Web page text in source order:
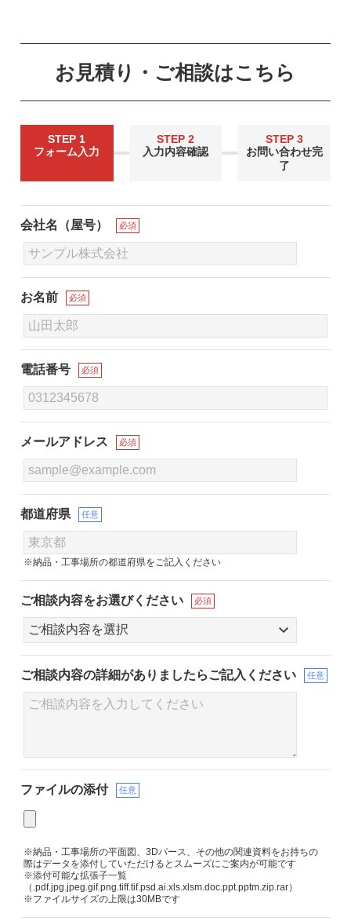
お見積り・ご相談はこちら
STEP 1
フォーム入力
STEP 2
入力内容確認
STEP 3
お問い合わせ完
了
会社名（屋号） 必須
お名前 必須
電話番号 必須
メールアドレス 必須
都道府県 任意
※納品・工事場所の都道府県をご記入ください
ご相談内容をお選びください 必須
ご相談内容の詳細がありましたらご記入ください 任意
ファイルの添付 任意
※納品・工事場所の平面図、3Dパース、その他の関連資料をお持ちの
際はデータを添付していただけるとスムーズにご案内が可能です
※添付可能な拡張子一覧
（.pdf.jpg.jpeg.gif.png.tiff.tif.psd.ai.xls.xlsm.doc.ppt.pptm.zip.rar）
※ファイルサイズの上限は30MBです